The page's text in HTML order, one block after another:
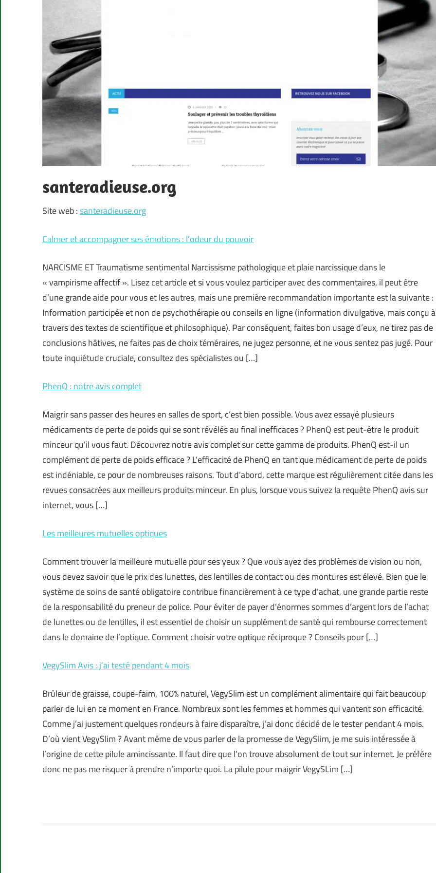
santeradieuse.org
Site web :santeradieuse.org
Calmer et accompagner ses émotions : l’odeur du pouvoir
NARCISME ET Traumatisme sentimental Narcissisme pathologique et plaie narcissique dans le
« vampirisme affectif ». Lisez cet article et si vous voulez participer avec des commentaires, il peut être
d’une grande aide pour vous et les autres, mais une première recommandation importante est la suivante :
Information participée et non de psychothérapie ou conseils en ligne (information divulgative, mais conçu à
travers des textes de scientifique et philosophique). Par conséquent, faites bon usage d’eux, ne tirez pas de
conclusions hâtives, ne faites pas de choix téméraires, ne jugez personne, et ne vous sentez pas jugé. Pour
toute inquiétude cruciale, consultez des spécialistes ou […]
PhenQ : notre avis complet
Maigrir sans passer des heures en salles de sport, c’est bien possible. Vous avez essayé plusieurs
médicaments de perte de poids qui se sont révélés au final inefficaces ? PhenQ est peut-être le produit
minceur qu’il vous faut. Découvrez notre avis complet sur cette gamme de produits. PhenQ est-il un
complément de perte de poids efficace ? L’efficacité de PhenQ en tant que médicament de perte de poids
est indéniable, ce pour de nombreuses raisons. Tout d’abord, cette marque est régulièrement citée dans les
revues consacrées aux meilleurs produits minceur. En plus, lorsque vous suivez la requête PhenQ avis sur
internet, vous […]
Les meilleures mutuelles optiques
Comment trouver la meilleure mutuelle pour ses yeux ? Que vous ayez des problèmes de vision ou non,
vous devez savoir que le prix des lunettes, des lentilles de contact ou des montures est élevé. Bien que le
système de soins de santé obligatoire contribue financièrement à ce type d’achat, une grande partie reste
de la responsabilité du preneur de police. Pour éviter de payer d’énormes sommes d’argent lors de l’achat
de lunettes ou de lentilles, il est essentiel de choisir un supplément de santé qui rembourse correctement
dans le domaine de l’optique. Comment choisir votre optique réciproque ? Conseils pour […]
VegySlim Avis : j’ai testé pendant 4 mois
Brûleur de graisse, coupe-faim, 100% naturel, VegySlim est un complément alimentaire qui fait beaucoup
parler de lui en ce moment en France. Nombreux sont les femmes et hommes qui vantent son efficacité.
Comme j’ai justement quelques rondeurs à faire disparaître, j’ai donc décidé de le tester pendant 4 mois.
D’où vient VegySlim ? Avant même de vous parler de la promesse de VegySlim, je me suis intéressée à
l’origine de cette pilule amincissante. Il faut dire que l’on trouve absolument de tout sur internet. Je préfère
donc ne pas me risquer à prendre n’importe quoi. La pilule pour maigrir VegySLim […]